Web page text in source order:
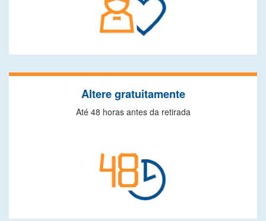
Altere gratuitamente
Até 48 horas antes da retirada